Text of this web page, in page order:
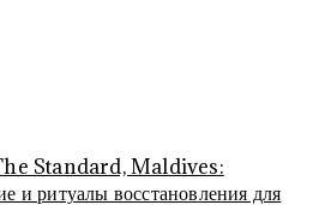
Standard, Maldives:
и ритуалы восстановления для